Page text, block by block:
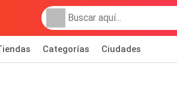
Categorías Ciudades